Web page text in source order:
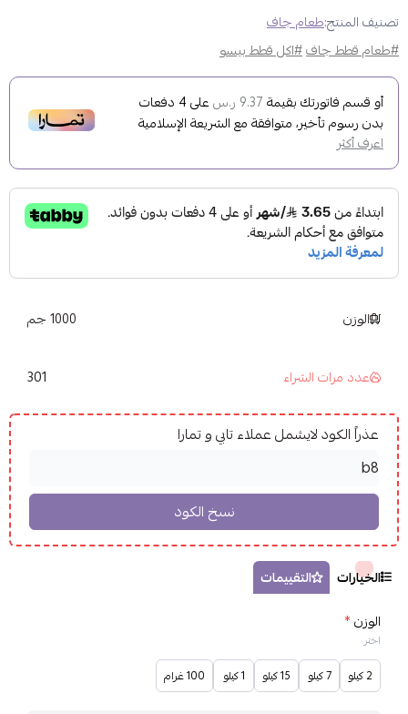
تصنيف المنتج:طعام جاف
#طعام قطط جاف#اكل قطط بيسو
أو قسم فاتورتك بقيمة 9.37 ر.س على4 دفعات
بدون رسوم تأخير، متوافقة مع الشريعة الإسلامية
اعرف أكثر
الوزن 1000 جم
عدد مرات الشراء 301
عذراً الكود لايشمل عملاء تابي و تمارا
الخيارات
التقييمات
الوزن*
اختر
2 كيلو 7 كيلو 15 كيلو 1 كيلو 100 غرام